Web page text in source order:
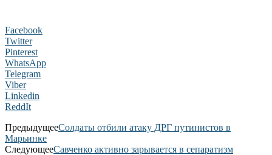
Facebook
Twitter
Pinterest
WhatsApp
Telegram
Viber
Linkedin
ReddIt
ПредыдущееСолдаты отбили атаку ДРГ путинистов в
Марьинке
СледующееСавченко активно зарывается в сепаратизм